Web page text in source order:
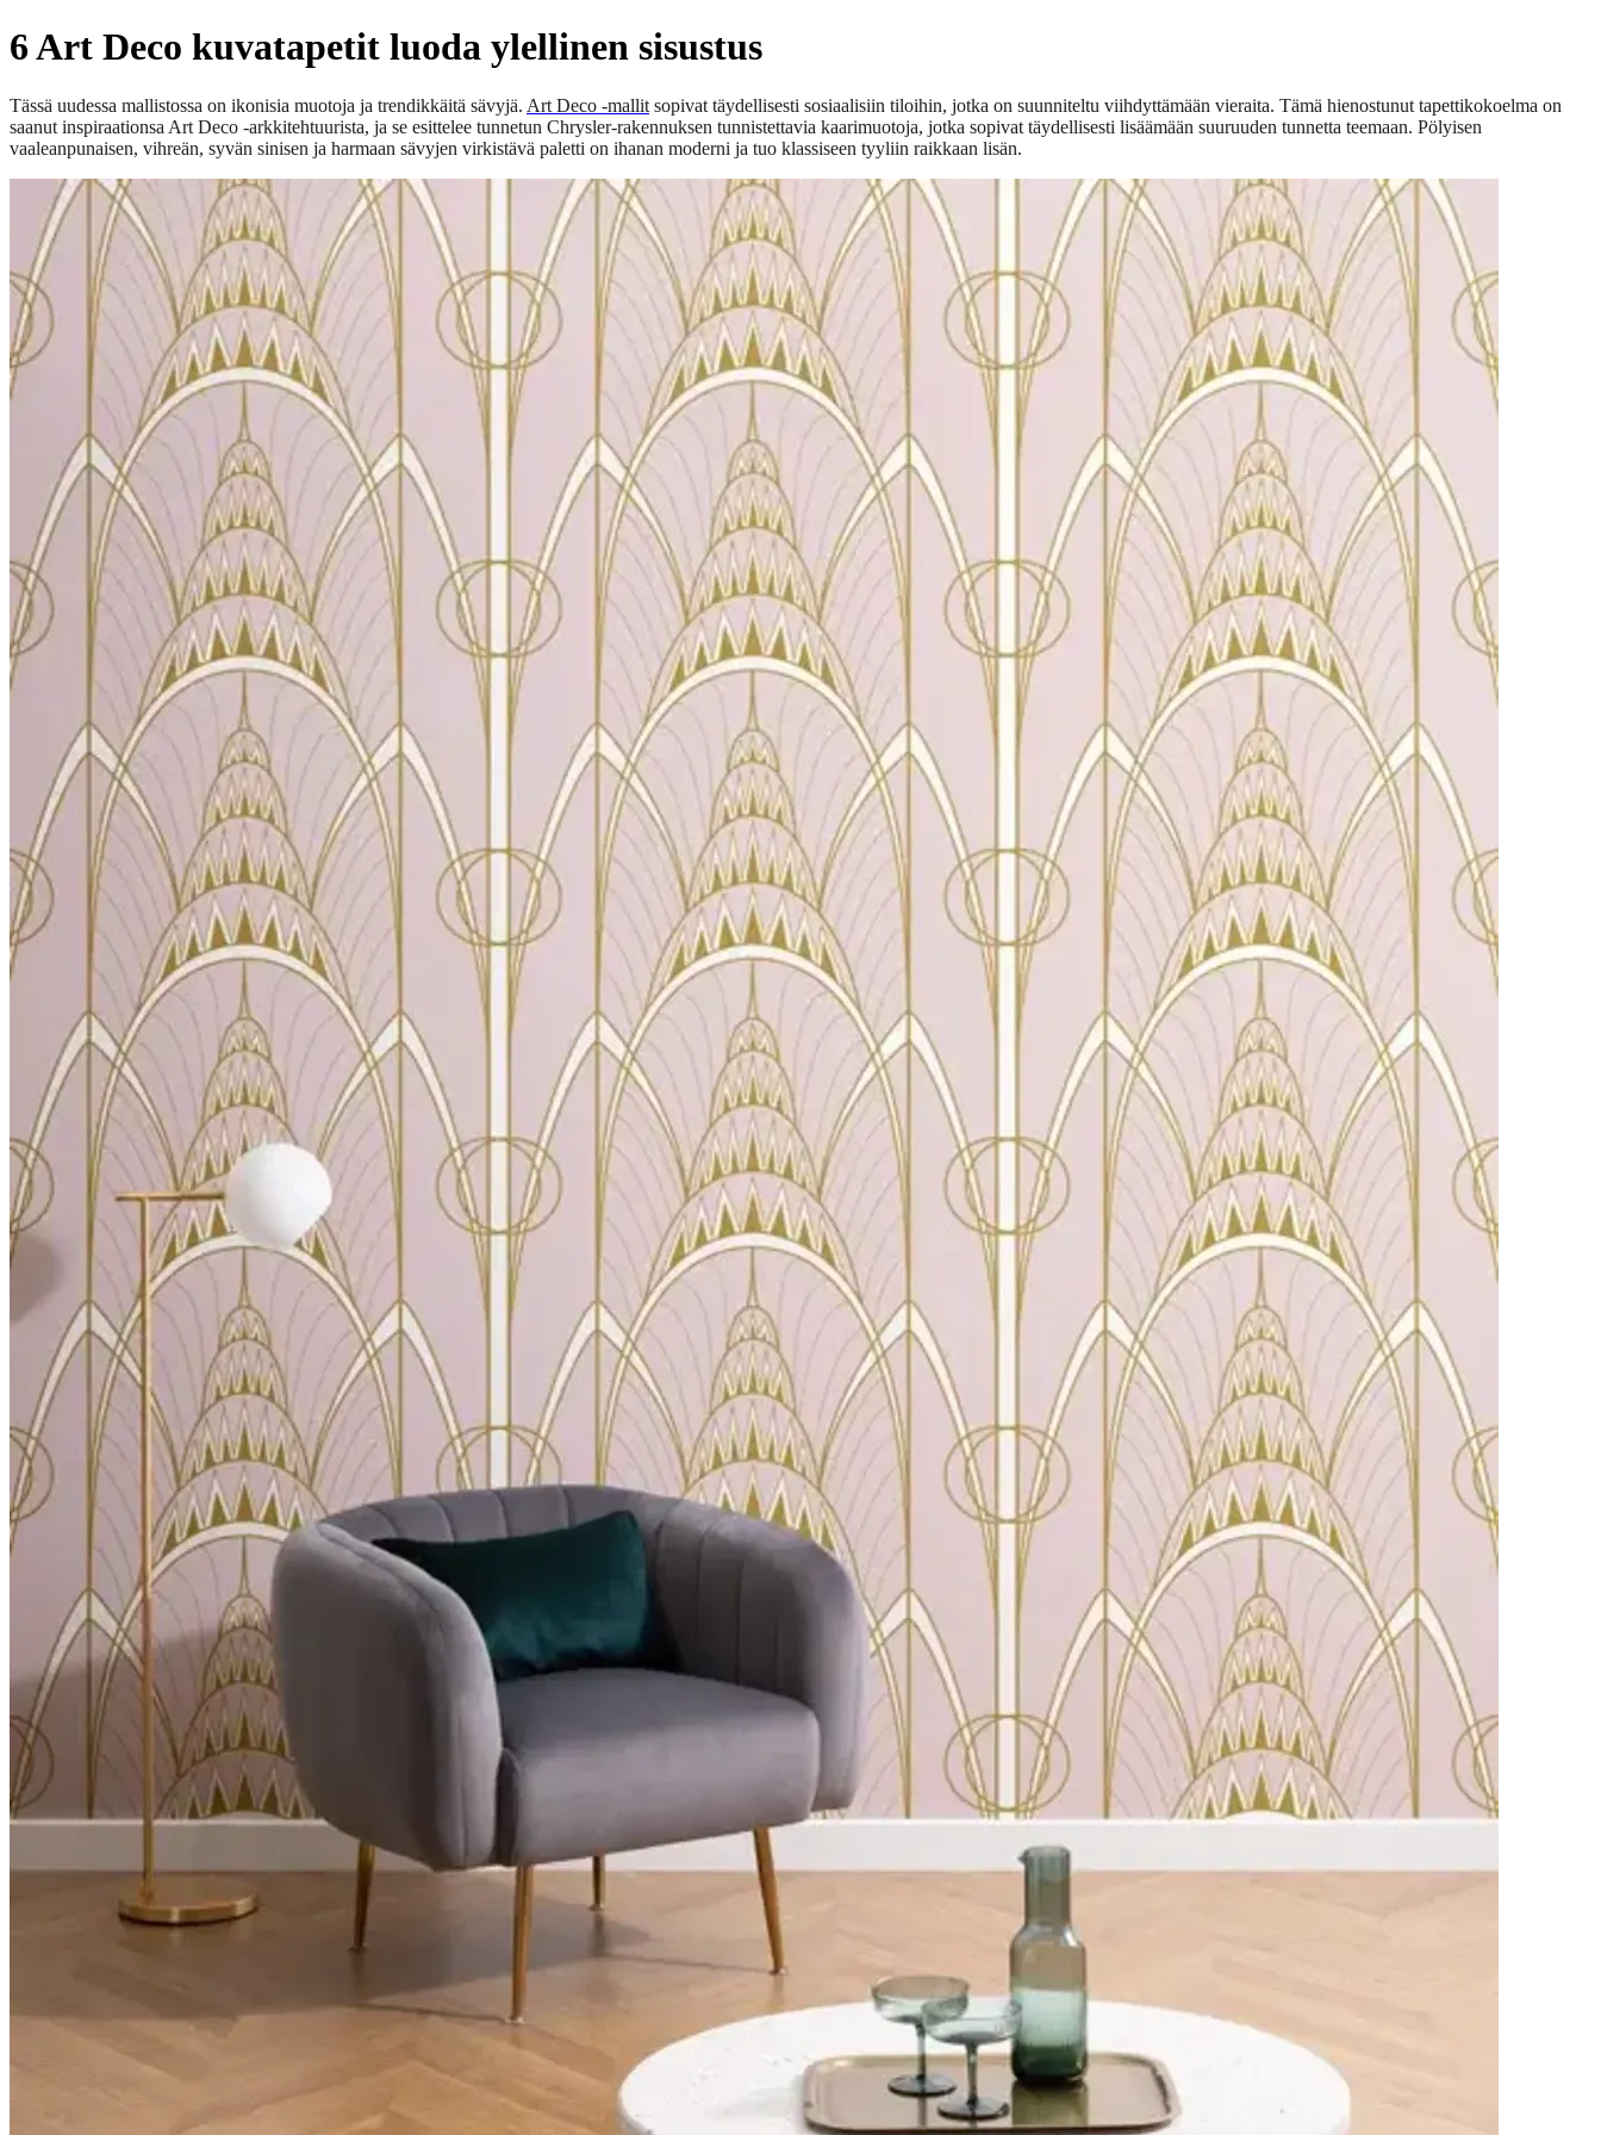
6 Art Deco kuvatapetit luoda ylellinen sisustus
Tässä uudessa mallistossa on ikonisia muotoja ja trendikkäitä sävyjä. Art Deco -mallit sopivat täydellisesti sosiaalisiin tiloihin, jotka on suunniteltu viihdyttämään vieraita. Tämä hienostunut tapettikokoelma on
saanut inspiraationsa Art Deco -arkkitehtuurista, ja se esittelee tunnetun Chrysler-rakennuksen tunnistettavia kaarimuotoja, jotka sopivat täydellisesti lisäämään suuruuden tunnetta teemaan. Pölyisen
vaaleanpunaisen, vihreän, syvän sinisen ja harmaan sävyjen virkistävä paletti on ihanan moderni ja tuo klassiseen tyyliin raikkaan lisän.